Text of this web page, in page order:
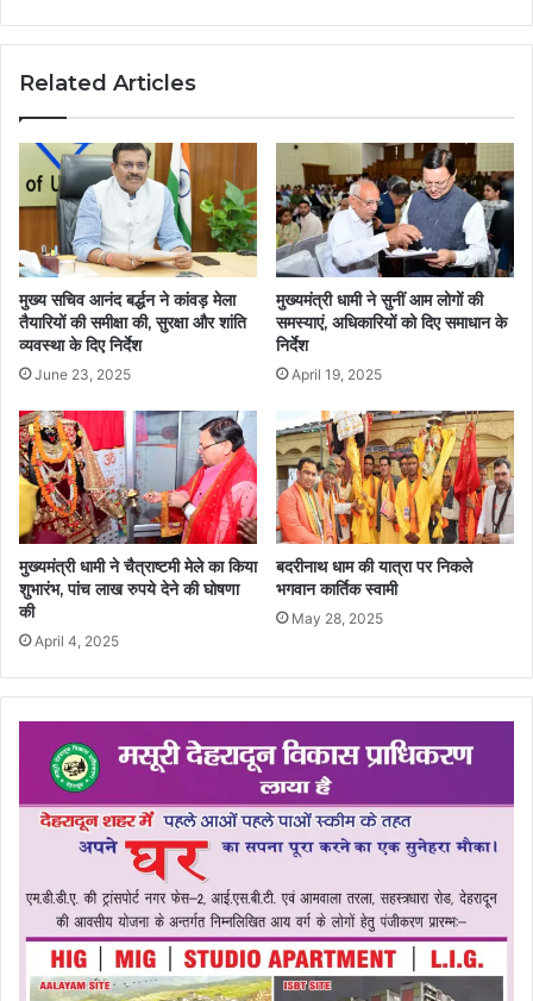
Related Articles
मुख्य सचिव आनंद बर्द्धन ने कांवड़ मेला
तैयारियों की समीक्षा की, सुरक्षा और शांति
व्यवस्था के दिए निर्देश
June 23, 2025
मुख्यमंत्री धामी ने सुनीं आम लोगों की
समस्याएं, अधिकारियों को दिए समाधान के
निर्देश
April 19, 2025
मुख्यमंत्री धामी ने चैत्राष्टमी मेले का किया
शुभारंभ, पांच लाख रुपये देने की घोषणा
की
April 4, 2025
बदरीनाथ धाम की यात्रा पर निकले
भगवान कार्तिक स्वामी
May 28, 2025